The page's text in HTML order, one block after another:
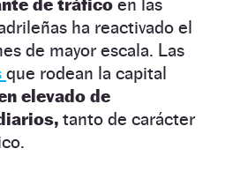
de tráfico en las
ha reactivado el
de mayor escala. Las
que rodean la capital
elevado de
tanto de carácter